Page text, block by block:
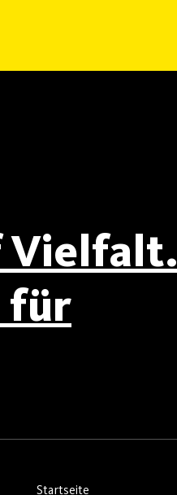
Vielfalt.
für
Startseite